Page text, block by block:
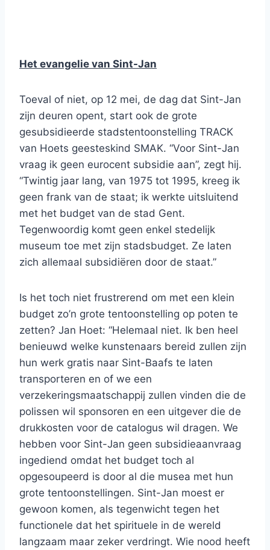
Het evangelie van Sint-Jan
Toeval of niet, op 12 mei, de dag dat Sint-Jan
zijn deuren opent, start ook de grote
gesubsidieerde stadstentoonstelling TRACK
van Hoets geesteskind SMAK. “Voor Sint-Jan
vraag ik geen eurocent subsidie aan”, zegt hij.
“Twintig jaar lang, van 1975 tot 1995, kreeg ik
geen frank van de staat; ik werkte uitsluitend
met het budget van de stad Gent.
Tegenwoordig komt geen enkel stedelijk
museum toe met zijn stadsbudget. Ze laten
zich allemaal subsidiëren door de staat.”
Is het toch niet frustrerend om met een klein
budget zo’n grote tentoonstelling op poten te
zetten? Jan Hoet: “Helemaal niet. Ik ben heel
benieuwd welke kunstenaars bereid zullen zijn
hun werk gratis naar Sint-Baafs te laten
transporteren en of we een
verzekeringsmaatschappij zullen vinden die de
polissen wil sponsoren en een uitgever die de
drukkosten voor de catalogus wil dragen. We
hebben voor Sint-Jan geen subsidieaanvraag
ingediend omdat het budget toch al
opgesoupeerd is door al die musea met hun
grote tentoonstellingen. Sint-Jan moest er
gewoon komen, als tegenwicht tegen het
functionele dat het spirituele in de wereld
langzaam maar zeker verdringt. Wie nood heeft